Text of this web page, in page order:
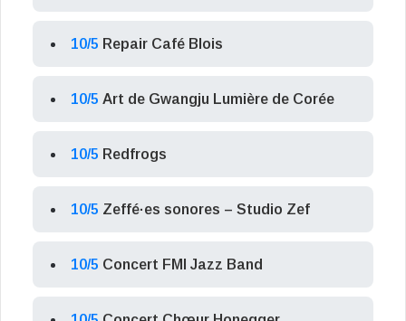
10/5 Repair Café Blois
10/5 Art de Gwangju Lumière de Corée
10/5 Redfrogs
10/5 Zeffé·es sonores – Studio Zef
10/5 Concert FMI Jazz Band